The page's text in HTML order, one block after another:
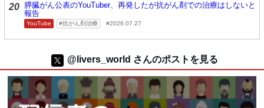
20 膵臓がん公表のYouTuber、再発したが抗がん剤での治療はしないと
報告
YouTube 抗がん剤治療 2026.07.27
@livers_world さんのポストを見る